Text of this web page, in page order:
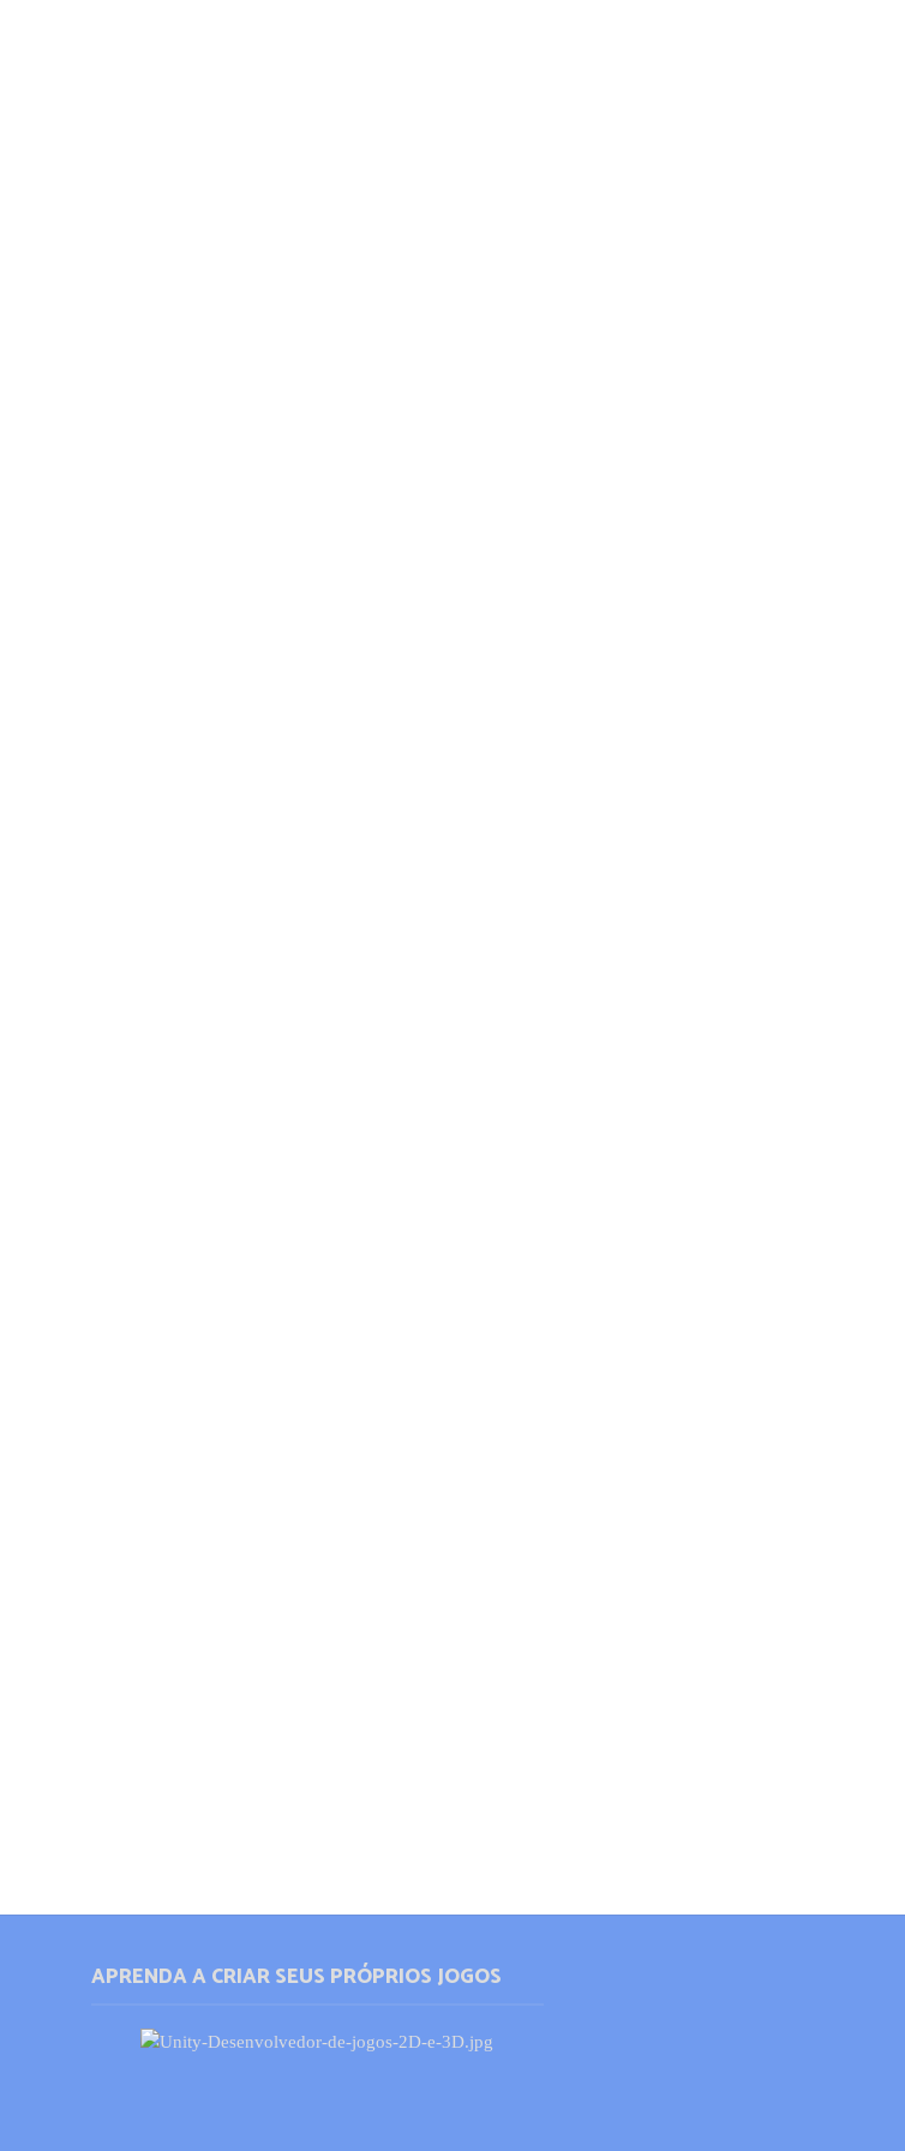
APRENDA A CRIAR SEUS PRÓPRIOS JOGOS